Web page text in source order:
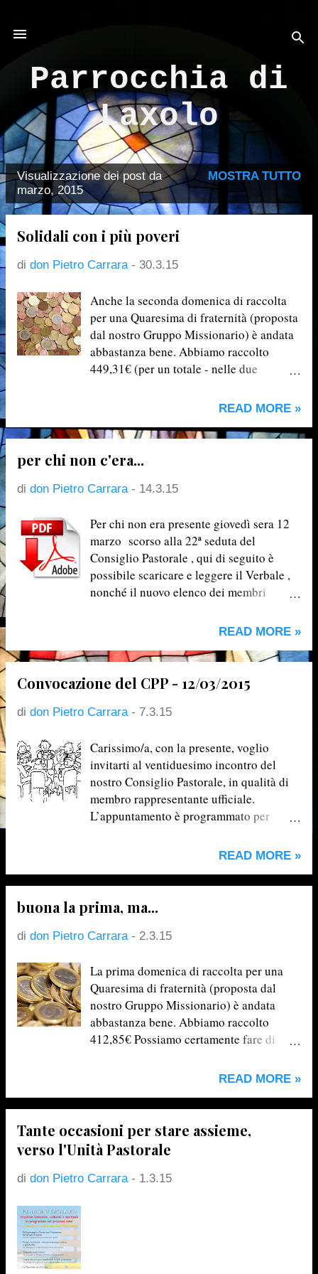
Parrocchia di
Laxolo
P
o
Visualizzazione dei post da
marzo, 2015
MOSTRA TUTTO
Solidali con i più poveri
di don Pietro Carrara - 30.3.15
Anche la seconda domenica di raccolta
per una Quaresima di fraternità (proposta
dal nostro Gruppo Missionario) è andata
abbastanza bene. Abbiamo raccolto
449,31€ (per un totale - nelle due
anonima di 37,84€ per arrotondare a
raccogliere i sacchettini consegnati ai
ragazzi del catechismo e da destinare alle
nostre Missioni Diocesane attraverso il
Centro Missionario. Se qualcuno in
volesse aggiungere ancora qualcosa , può
farlo consegnando i soldi direttamente a
don Pietro o mettendoli nella cassetta
delle offerte vicino all'altare del Sacro
Cuore.
READ MORE »
per chi non c'era...
di don Pietro Carrara - 14.3.15
Per chi non era presente giovedì sera 12
marzo scorso alla 22ª seduta del
Consiglio Pastorale , qui di seguito è
possibile scaricare e leggere il Verbale ,
nonché il nuovo elenco dei membri
2017. Verbale della seduta del 12 marzo
Parrocchiale (in carica fino a marzo
2017)
READ MORE »
Convocazione del CPP - 12/03/2015
di don Pietro Carrara - 7.3.15
Carissimo/a, con la presente, voglio
invitarti al ventiduesimo incontro del
nostro Consiglio Pastorale, in qualità di
membro rappresentante ufficiale.
L’appuntamento è programmato per
presso la Sala grande dell’Oratorio
prendere visione dell’ Ordine del giorno
qui sotto riportato e illustrato, così da
poter per tempo fare una tua riflessione
personale, ma soprattutto interpellare e
sociale/parrocchiale per la quale sei
stato/a eletto/a. Solo così il nostro
confronto sarà fruttuoso e il più possibile
rappresentativo di tante voci e opinioni
diverse. La discussione si articolerà
moderatore ** Approvazione del
verbale della seduta precedente 1.
Rendere concreta la carità Sul tema della
carità alla quale ogni Parrocchia è
chiamata abbiamo riflettuto abbon...
READ MORE »
buona la prima, ma...
di don Pietro Carrara - 2.3.15
La prima domenica di raccolta per una
Quaresima di fraternità (proposta dal
nostro Gruppo Missionario) è andata
abbastanza bene. Abbiamo raccolto
412,85€ Possiamo certamente fare di
generosità! Il prossimo appuntamento
raccomando!
READ MORE »
Tante occasioni per stare assieme,
verso l'Unità Pastorale
di don Pietro Carrara - 1.3.15